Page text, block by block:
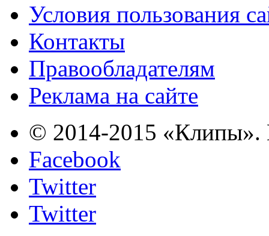
Условия пользования
Контакты
Правообладателям
Реклама на сайте
© 2014-2015 «Клипы».
Facebook
Twitter
Twitter